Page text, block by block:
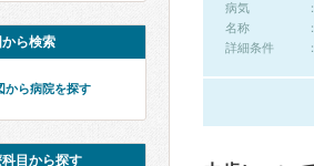
病気
名称
詳細条件
ら検索
から病院を探す
目から探す